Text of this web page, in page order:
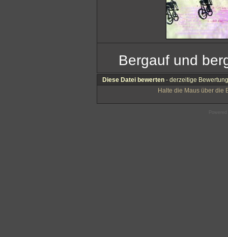
Bergauf und
Diese Datei bewerten - derzeitige
Halte die Maus über die